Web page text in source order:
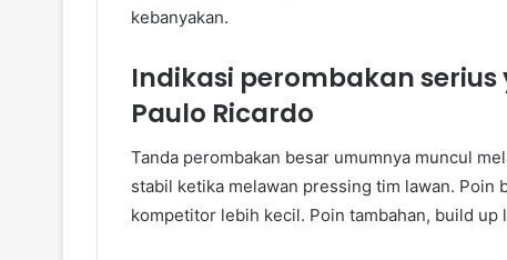
kebanyakan.
Indikasi perombakan
Paulo Ricardo
Tanda perombakan besar umumnya muncul
stabil ketika melawan pressing tim lawan.
kompetitor lebih kecil. Poin tambahan, build